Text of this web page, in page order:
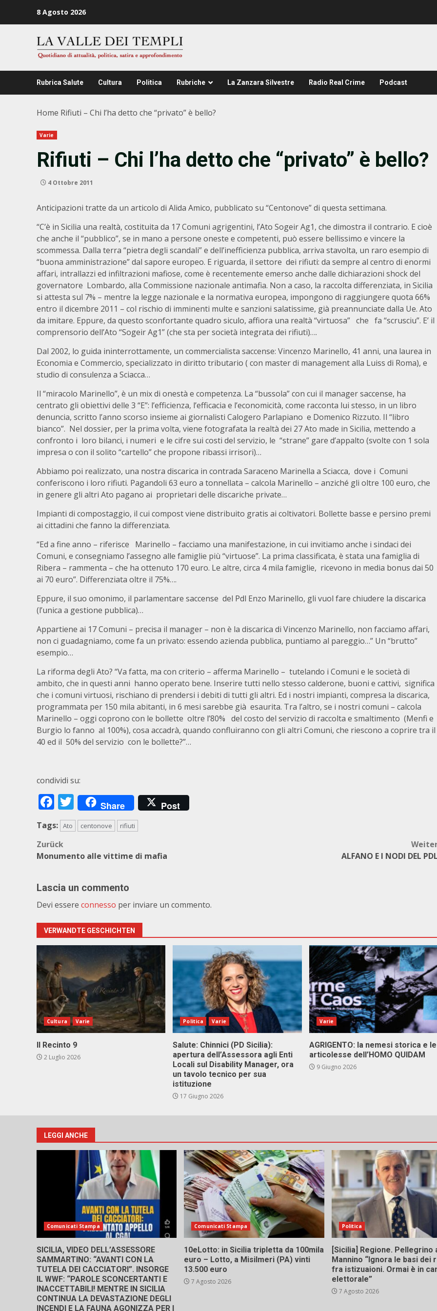
8 Agosto 2026
Rubrica Salute Cultura Politica Rubriche La Zanzara Silvestre Radio Real Crime Podcast
Home Rifiuti – Chi l’ha detto che “privato” è bello?
Varie
Rifiuti – Chi l’ha detto che “privato” è bello?
4 Ottobre 2011
Anticipazioni tratte da un articolo di Alida Amico, pubblicato su “Centonove” di questa settimana.
“C’è in Sicilia una realtà, costituita da 17 Comuni agrigentini, l’Ato Sogeir Ag1, che dimostra il contrario. E cioè
che anche il “pubblico”, se in mano a persone oneste e competenti, può essere bellissimo e vincere la
scommessa. Dalla terra “pietra degli scandali” e dell’inefficienza pubblica, arriva stavolta, un raro esempio di
“buona amministrazione” dal sapore europeo. E riguarda, il settore dei rifiuti: da sempre al centro di enormi
affari, intrallazzi ed infiltrazioni mafiose, come è recentemente emerso anche dalle dichiarazioni shock del
governatore Lombardo, alla Commissione nazionale antimafia. Non a caso, la raccolta differenziata, in Sicilia
si attesta sul 7% – mentre la legge nazionale e la normativa europea, impongono di raggiungere quota 66%
entro il dicembre 2011 – col rischio di imminenti multe e sanzioni salatissime, già preannunciate dalla Ue. Ato
da imitare. Eppure, da questo sconfortante quadro siculo, affiora una realtà “virtuosa” che fa “scrusciu”. E’ il
comprensorio dell’Ato “Sogeir Ag1” (che sta per società integrata dei rifiuti)….
Dal 2002, lo guida ininterrottamente, un commercialista saccense: Vincenzo Marinello, 41 anni, una laurea in
Economia e Commercio, specializzato in diritto tributario ( con master di management alla Luiss di Roma), e
studio di consulenza a Sciacca…
Il “miracolo Marinello”, è un mix di onestà e competenza. La “bussola” con cui il manager saccense, ha
centrato gli obiettivi delle 3 “E”: l’efficienza, l’efficacia e l’economicità, come racconta lui stesso, in un libro
denuncia, scritto l’anno scorso insieme ai giornalisti Calogero Parlapiano e Domenico Rizzuto. Il “libro
bianco”. Nel dossier, per la prima volta, viene fotografata la realtà dei 27 Ato made in Sicilia, mettendo a
confronto i loro bilanci, i numeri e le cifre sui costi del servizio, le “strane” gare d’appalto (svolte con 1 sola
impresa o con il solito “cartello” che propone ribassi irrisori)…
Abbiamo poi realizzato, una nostra discarica in contrada Saraceno Marinella a Sciacca, dove i Comuni
conferiscono i loro rifiuti. Pagandoli 63 euro a tonnellata – calcola Marinello – anziché gli oltre 100 euro, che
in genere gli altri Ato pagano ai proprietari delle discariche private…
Impianti di compostaggio, il cui compost viene distribuito gratis ai coltivatori. Bollette basse e persino premi
ai cittadini che fanno la differenziata.
“Ed a fine anno – riferisce Marinello – facciamo una manifestazione, in cui invitiamo anche i sindaci dei
Comuni, e consegniamo l’assegno alle famiglie più “virtuose”. La prima classificata, è stata una famiglia di
Ribera – rammenta – che ha ottenuto 170 euro. Le altre, circa 4 mila famiglie, ricevono in media bonus dai 50
ai 70 euro”. Differenziata oltre il 75%….
Eppure, il suo omonimo, il parlamentare saccense del Pdl Enzo Marinello, gli vuol fare chiudere la discarica
(l’unica a gestione pubblica)…
Appartiene ai 17 Comuni – precisa il manager – non è la discarica di Vincenzo Marinello, non facciamo affari,
non ci guadagniamo, come fa un privato: essendo azienda pubblica, puntiamo al pareggio…” Un “brutto”
esempio…
La riforma degli Ato? “Va fatta, ma con criterio – afferma Marinello – tutelando i Comuni e le società di
ambito, che in questi anni hanno operato bene. Inserire tutti nello stesso calderone, buoni e cattivi, significa
che i comuni virtuosi, rischiano di prendersi i debiti di tutti gli altri. Ed i nostri impianti, compresa la discarica,
programmata per 150 mila abitanti, in 6 mesi sarebbe già esaurita. Tra l’altro, se i nostri comuni – calcola
Marinello – oggi coprono con le bollette oltre l’80% del costo del servizio di raccolta e smaltimento (Menfi e
Burgio lo fanno al 100%), cosa accadrà, quando confluiranno con gli altri Comuni, che riescono a coprire tra il
40 ed il 50% del servizio con le bollette?”…
condividi su:
Facebook
Twitter
Share Post
Tags: Ato centonove rifiuti
Beitragsnavigation
Zurück
Monumento alle vittime di mafia
ALFANO E I NODI DEL
Lascia un commento
Devi essere connesso per inviare un commento.
VERWANDTE GESCHICHTEN
Cultura Varie
Il Recinto 9
2 Luglio 2026
Politica Varie
Salute: Chinnici (PD Sicilia):
apertura dell’Assessora agli Enti
Locali sul Disability Manager, ora
un tavolo tecnico per sua
istituzione
17 Giugno 2026
Varie
AGRIGENTO: la nemesi storica e le
articolesse dell’HOMO QUIDAM
9 Giugno 2026
LEGGI ANCHE
Comunicati Stampa
SICILIA, VIDEO DELL’ASSESSORE
SAMMARTINO: “AVANTI CON LA
TUTELA DEI CACCIATORI”. INSORGE
IL WWF: “PAROLE SCONCERTANTI E
INACCETTABILI! MENTRE IN SICILIA
CONTINUA LA DEVASTAZIONE DEGLI
INCENDI E LA FAUNA AGONIZZA PER I
Comunicati Stampa
10eLotto: in Sicilia tripletta da 100mila
euro – Lotto, a Misilmeri (PA) vinti
13.500 euro
7 Agosto 2026
Politica
[Sicilia] Regione. Pellegrino
Mannino “Ignora le basi dei
fra istizuaioni. Ormai è in
elettorale”
7 Agosto 2026